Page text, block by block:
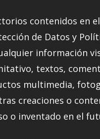
contenidos en
de Datos y
información
textos,
multimedia,
creaciones o
o inventado en el